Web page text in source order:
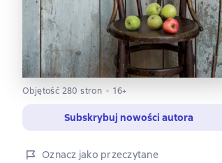
Objętość 280 stron 16+
Subskrybuj nowości autora
Oznacz jako przeczytane